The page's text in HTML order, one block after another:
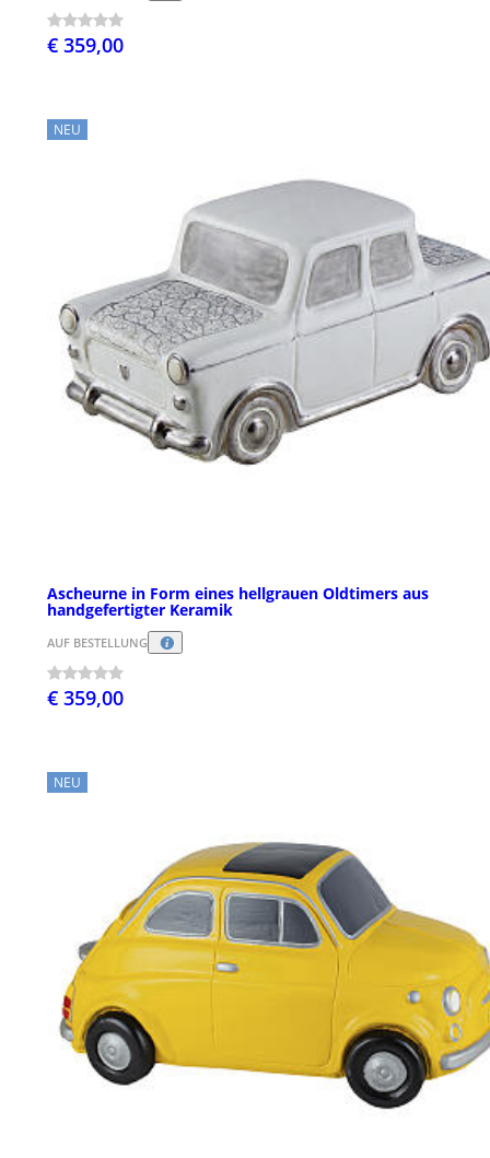
€ 359,00
NEU
Ascheurne in Form eines hellgrauen Oldtimers aus
handgefertigter Keramik
AUF BESTELLUNG
€ 359,00
NEU